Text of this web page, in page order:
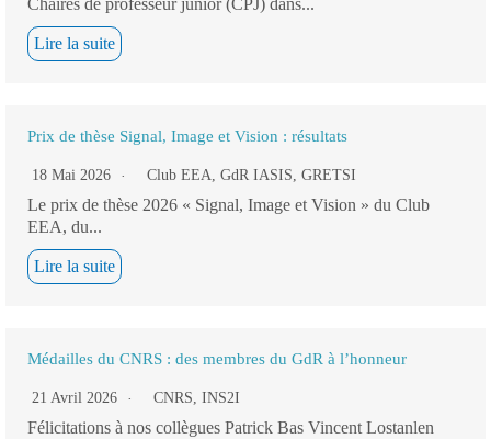
Chaires de professeur junior (CPJ) dans...
Lire la suite
Prix de thèse Signal, Image et Vision : résultats
18 Mai 2026 Club EEA, GdR IASIS, GRETSI
Le prix de thèse 2026 « Signal, Image et Vision » du Club
EEA, du...
Lire la suite
Médailles du CNRS : des membres du GdR à l’honneur
21 Avril 2026 CNRS, INS2I
Félicitations à nos collègues Patrick Bas Vincent Lostanlen